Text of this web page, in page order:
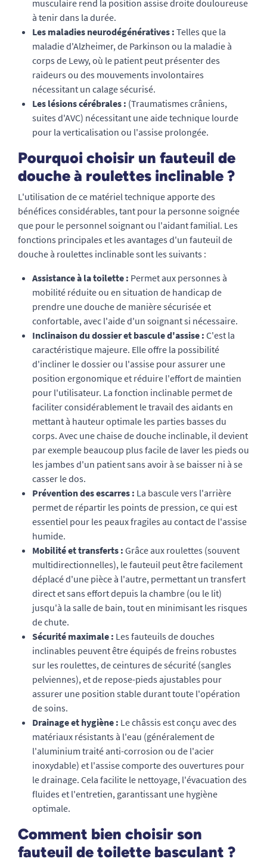
musculaire rend la position assise droite douloureuse
à tenir dans la durée.
Les maladies neurodégénératives : Telles que la
maladie d'Alzheimer, de Parkinson ou la maladie à
corps de Lewy, où le patient peut présenter des
raideurs ou des mouvements involontaires
nécessitant un calage sécurisé.
Les lésions cérébrales : (Traumatismes crâniens,
suites d'AVC) nécessitant une aide technique lourde
pour la verticalisation ou l'assise prolongée.
Pourquoi choisir un fauteuil de
douche à roulettes inclinable ?
L'utilisation de ce matériel technique apporte des
bénéfices considérables, tant pour la personne soignée
que pour le personnel soignant ou l'aidant familial. Les
fonctions principales et les avantages d'un fauteuil de
douche à roulettes inclinable sont les suivants :
Assistance à la toilette : Permet aux personnes à
mobilité réduite ou en situation de handicap de
prendre une douche de manière sécurisée et
confortable, avec l'aide d'un soignant si nécessaire.
Inclinaison du dossier et bascule d'assise : C'est la
caractéristique majeure. Elle offre la possibilité
d'incliner le dossier ou l'assise pour assurer une
position ergonomique et réduire l'effort de maintien
pour l'utilisateur. La fonction inclinable permet de
faciliter considérablement le travail des aidants en
mettant à hauteur optimale les parties basses du
corps. Avec une chaise de douche inclinable, il devient
par exemple beaucoup plus facile de laver les pieds ou
les jambes d'un patient sans avoir à se baisser ni à se
casser le dos.
Prévention des escarres : La bascule vers l'arrière
permet de répartir les points de pression, ce qui est
essentiel pour les peaux fragiles au contact de l'assise
humide.
Mobilité et transferts : Grâce aux roulettes (souvent
multidirectionnelles), le fauteuil peut être facilement
déplacé d'une pièce à l'autre, permettant un transfert
direct et sans effort depuis la chambre (ou le lit)
jusqu'à la salle de bain, tout en minimisant les risques
de chute.
Sécurité maximale : Les fauteuils de douches
inclinables peuvent être équipés de freins robustes
sur les roulettes, de ceintures de sécurité (sangles
pelviennes), et de repose-pieds ajustables pour
assurer une position stable durant toute l'opération
de soins.
Drainage et hygiène : Le châssis est conçu avec des
matériaux résistants à l'eau (généralement de
l'aluminium traité anti-corrosion ou de l'acier
inoxydable) et l'assise comporte des ouvertures pour
le drainage. Cela facilite le nettoyage, l'évacuation des
fluides et l'entretien, garantissant une hygiène
optimale.
Comment bien choisir son
fauteuil de toilette basculant ?